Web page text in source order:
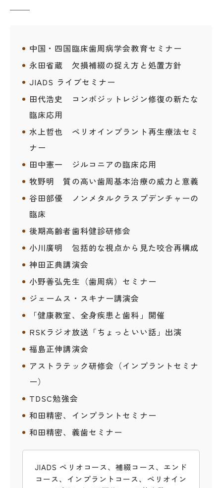
中国・四国臨床歯周病学会教育セミナー
永田省蔵 欠損補綴の捉え方と処置方針
JIADS ライブセミナー
田代浩史 コンポジットレジン修復の新たな
臨床応用
水上哲也 ペリオインプラント再生療法セミ
ナー
田中憲一 ジルコニアの臨床応用
牧野明 質の高い歯周基本治療の威力と意義
谷田部優 ノンメタルクラスプデンチャーの
臨床
後期高齢者歯科健診研修会
小川廣明 包括的な視点から見た咬合再構成
神田正典講演会
小野善弘先生（歯周病）セミナー
ジェームス・スキナー講演会
「健康教室、全身疾患と歯科」開催
RSKラジオ放送「ちょっといい話」出演
福島正伸講演会
アストラテック研修会（インプラントセミナ
ー）
TDSC勉強会
和田精密、インプラントセミナー
和田精密、義歯セミナー
JIADS ペリオコース、補綴コース、エンド
コース、インプラントコース、ペリオイン